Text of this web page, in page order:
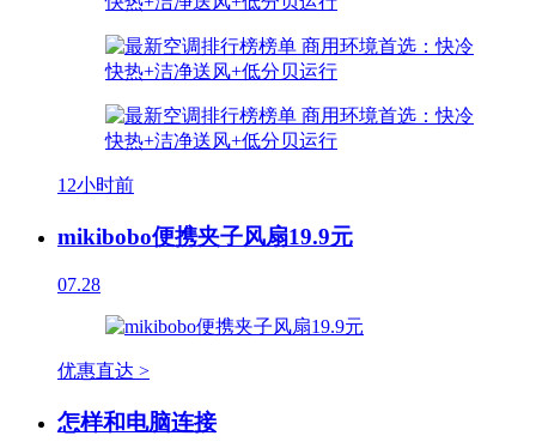
12小时前
mikibobo便携夹子风扇19.9元
07.28
优惠直达 >
怎样和电脑连接